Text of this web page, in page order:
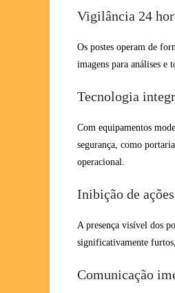
Vigilância 24
Os postes operam de
imagens para análises e
Tecnologia
Com equipamentos
segurança, como
operacional.
Inibição de
A presença visível dos
significativamente
Comunicação